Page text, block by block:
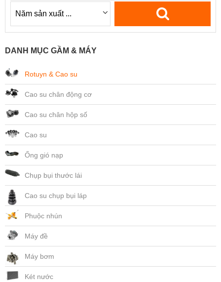
DANH MỤC GẦM & MÁY
Rotuyn & Cao su
Cao su chân động cơ
Cao su chân hộp số
Cao su
Ống gió nạp
Chụp bụi thước lái
Cao su chụp bụi láp
Phuộc nhún
Máy đề
Máy bơm
Két nước